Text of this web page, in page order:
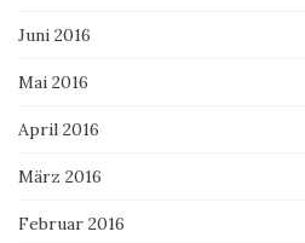
Juni 2016
Mai 2016
April 2016
März 2016
Februar 2016